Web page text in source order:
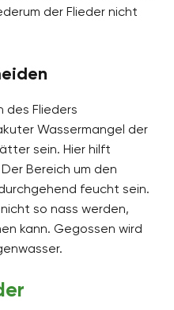
der Flieder nicht
des Flieders
Wassermangel der
sein. Hier hilft
Bereich um den
feucht sein.
so nass werden,
kann. Gegossen wird